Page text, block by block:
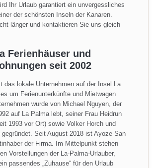
Ihr Urlaub garantiert ein unvergessliches
der schönsten Inseln der Kanaren.
länger und kontaktieren Sie uns gleich
Ferienhäuser und
seit 2002
das lokale Unternehmen auf der Insel La
um Ferienunterkünfte und Mietwagen
wurde von Michael Nguyen, der
auf La Palma lebt, seiner Frau Heidrun
1993 vor Ort) sowie Volker Horch und
Seit August 2018 ist Ayoze San
der Firma. Im Mittelpunkt stehen
Vorstellungen der La-Palma-Urlauber,
passendes „Zuhause“ für den Urlaub